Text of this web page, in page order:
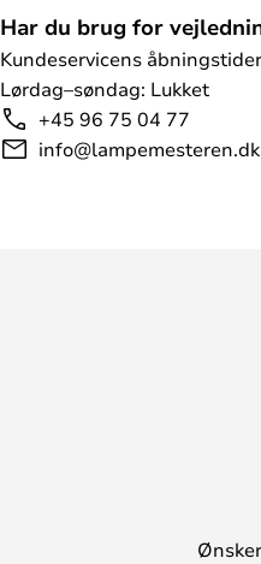
Har du brug for
Kundeservicens
Lørdag–søndag: Lukket
+45 96 75 04 77
info@lampemesteren.dk